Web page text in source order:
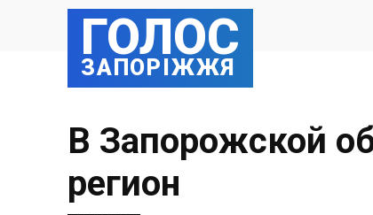
ГОЛОС
ЗАПОРІЖЖЯ
В Запорожской
регион